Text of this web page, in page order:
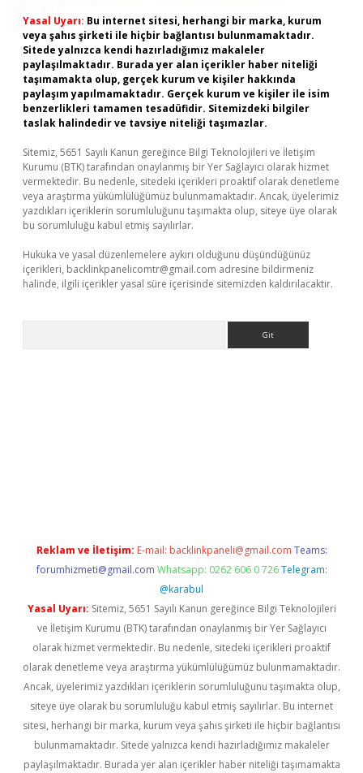
Yasal Uyarı: Bu internet sitesi, herhangi bir marka, kurum
veya şahıs şirketi ile hiçbir bağlantısı bulunmamaktadır.
Sitede yalnızca kendi hazırladığımız makaleler
paylaşılmaktadır. Burada yer alan içerikler haber niteliği
taşımamakta olup, gerçek kurum ve kişiler hakkında
paylaşım yapılmamaktadır. Gerçek kurum ve kişiler ile isim
benzerlikleri tamamen tesadüfidir. Sitemizdeki bilgiler
taslak halindedir ve tavsiye niteliği taşımazlar.
Sitemiz, 5651 Sayılı Kanun gereğince Bilgi Teknolojileri ve İletişim
Kurumu (BTK) tarafından onaylanmış bir Yer Sağlayıcı olarak hizmet
vermektedir. Bu nedenle, sitedeki içerikleri proaktif olarak denetleme
veya araştırma yükümlülüğümüz bulunmamaktadır. Ancak, üyelerimiz
yazdıkları içeriklerin sorumluluğunu taşımakta olup, siteye üye olarak
bu sorumluluğu kabul etmiş sayılırlar.
Hukuka ve yasal düzenlemelere aykırı olduğunu düşündüğünüz
içerikleri, backlinkpanelicomtr@gmail.com adresine bildirmeniz
halinde, ilgili içerikler yasal süre içerisinde sitemizden kaldırılacaktır.
Reklam ve İletişim: E-mail: backlinkpaneli@gmail.com Teams:
forumhizmeti@gmail.com Whatsapp: 0262 606 0 726 Telegram:
@karabul
Yasal Uyarı: Sitemiz, 5651 Sayılı Kanun gereğince Bilgi Teknolojileri
ve İletişim Kurumu (BTK) tarafından onaylanmış bir Yer Sağlayıcı
olarak hizmet vermektedir. Bu nedenle, sitedeki içerikleri proaktif
olarak denetleme veya araştırma yükümlülüğümüz bulunmamaktadır.
Ancak, üyelerimiz yazdıkları içeriklerin sorumluluğunu taşımakta olup,
siteye üye olarak bu sorumluluğu kabul etmiş sayılırlar. Bu internet
sitesi, herhangi bir marka, kurum veya şahıs şirketi ile hiçbir bağlantısı
bulunmamaktadır. Sitede yalnızca kendi hazırladığımız makaleler
paylaşılmaktadır. Burada yer alan içerikler haber niteliği taşımamakta